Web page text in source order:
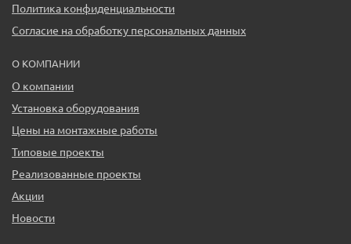
Политика конфиденциальности
Согласие на обработку персональных данных
О КОМПАНИИ
О компании
Установка оборудования
Цены на монтажные работы
Типовые проекты
Реализованные проекты
Акции
Новости